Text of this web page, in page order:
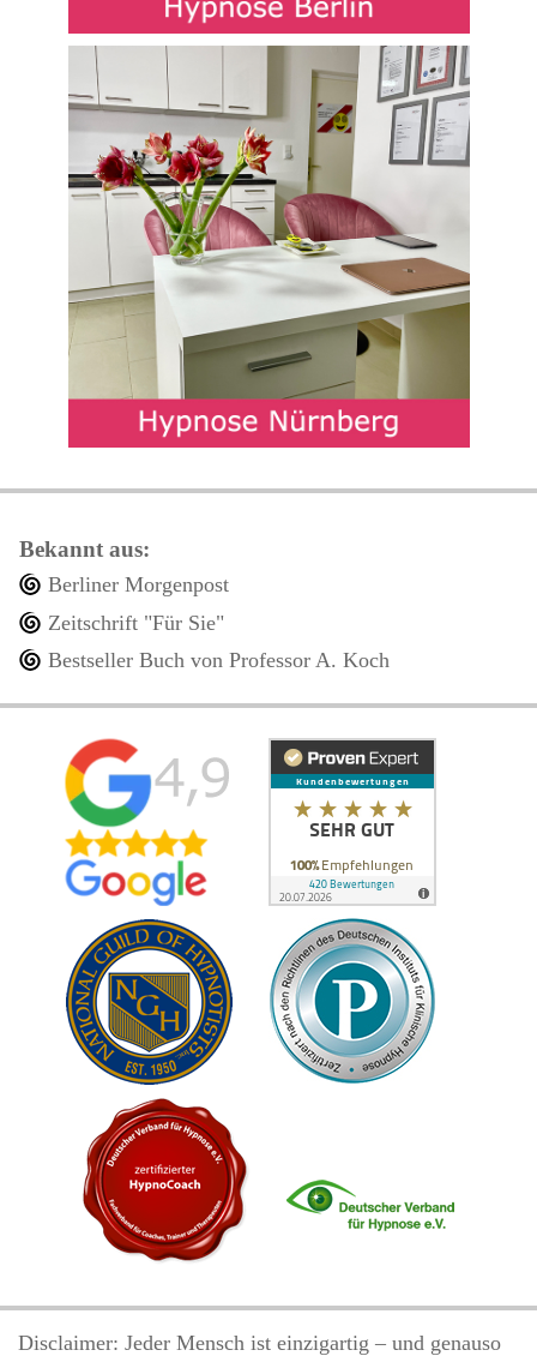
Bekannt aus:
Berliner Morgenpost
Zeitschrift "Für Sie"
Bestseller Buch von Professor A. Koch
Disclaimer: Jeder Mensch ist einzigartig – und genauso